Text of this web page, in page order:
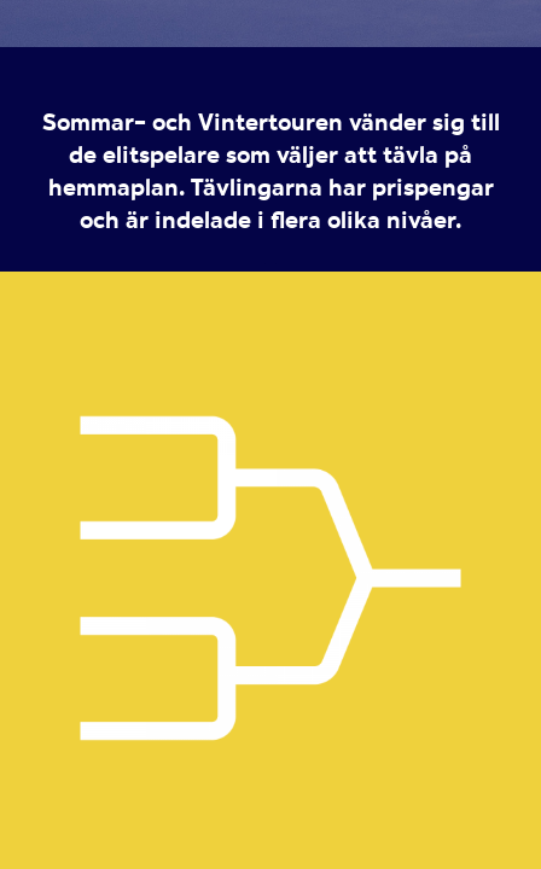
Sommar- och Vintertouren vänder sig till
de elitspelare som väljer att tävla på
hemmaplan. Tävlingarna har prispengar
och är indelade i flera olika nivåer.